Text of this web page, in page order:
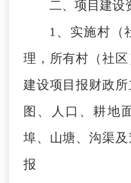
二、项目建设
1、实施村（
理，所有村（社
建设项目报财政
图、人口、耕地
埠、山塘、沟渠
报